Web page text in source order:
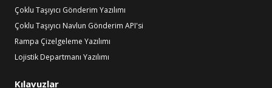
Çoklu Taşıyıcı Gönderim Yazılımı
Çoklu Taşıyıcı Navlun Gönderim API'si
Rampa Çizelgeleme Yazılımı
Lojistik Departmanı Yazılımı
Kılavuzlar